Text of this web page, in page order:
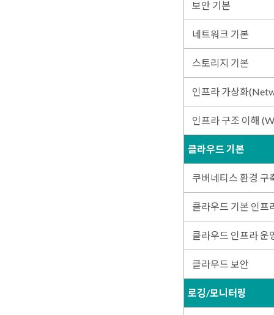
보안 기본
네트워크 기본
스토리지 기본
인프라 가상화
인프라 구조 이해
클라우드 기본
쿠버네티스 환경 구
클라우드 기본 인프
클라우드 인프라 운
클라우드 보안
로깅/모니터링